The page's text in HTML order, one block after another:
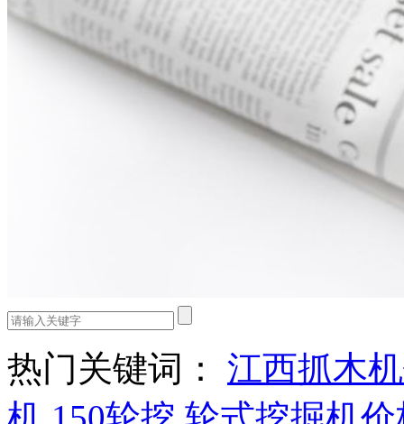
热门关键词： 江西抓木